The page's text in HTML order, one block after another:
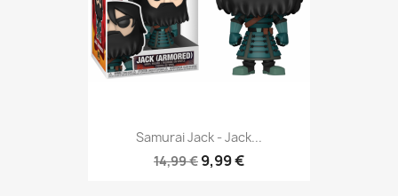
Samurai Jack - Jack...
14,99 € 9,99 €